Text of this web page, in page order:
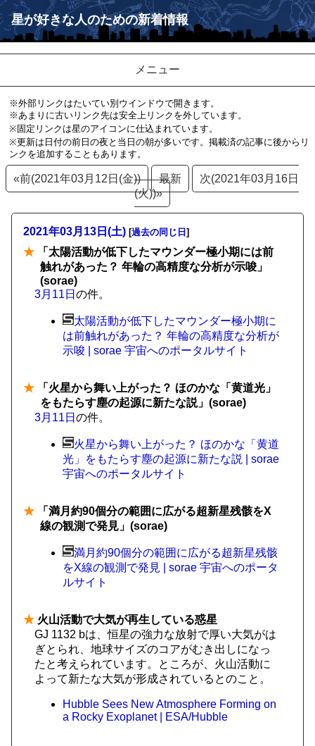
星が好きな人のための新着情報
メニュー
※外部リンクはたいてい別ウインドウで開きます。
※あまりに古いリンク先は安全上リンクを外しています。
※固定リンクは星のアイコンに仕込まれています。
※更新は日付の前日の夜と当日の朝が多いです。掲載済の記事に後からリ
ンクを追加することもあります。
«前(2021年03月12日(金)) 最新
次(2021年03月16日
(火))»
2021年03月13日(土) [過去の同じ日 ]
★ 「太陽活動が低下したマウンダー極小期には前
触れがあった？ 年輪の高精度な分析が示唆」
(sorae)
3月11日 の件。
太陽活動が低下したマウンダー極小期に
は前触れがあった？ 年輪の高精度な分析が
示唆 | sorae 宇宙へのポータルサイト
★ 「火星から舞い上がった？ ほのかな「黄道光」
をもたらす塵の起源に新たな説」(sorae)
3月11日 の件。
火星から舞い上がった？ ほのかな「黄道
光」をもたらす塵の起源に新たな説 | sorae
宇宙へのポータルサイト
★ 「満月約90個分の範囲に広がる超新星残骸をX
線の観測で発見」(sorae)
満月約90個分の範囲に広がる超新星残骸
をX線の観測で発見 | sorae 宇宙へのポータ
ルサイト
★ 火山活動で大気が再生している惑星
GJ 1132 bは、恒星の強力な放射で厚い大気がは
ぎとられ、地球サイズのコアがむき出しになっ
たと考えられています。ところが、火山活動に
よって新たな大気が形成されているとのこと。
Hubble Sees New Atmosphere Forming on
a Rocky Exoplanet | ESA/Hubble